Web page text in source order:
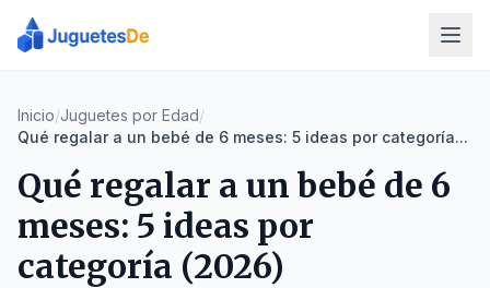
Inicio/Juguetes por Edad/
Qué regalar a un bebé de 6 meses: 5 ideas por categoría...
Qué regalar a un bebé de 6
meses: 5 ideas por
categoría (2026)